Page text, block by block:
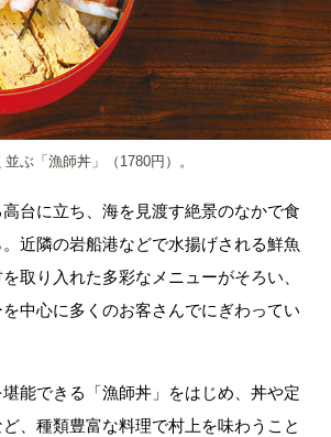
ぶ「漁師丼」（1780円）。
台に立ち、海を見渡す絶景のなかで食
近隣の岩船港などで水揚げされる鮮魚
取り入れた多彩なメニューがそろい、
中心に多くのお客さんでにぎわってい
能できる「漁師丼」をはじめ、丼や定
、種類豊富な料理で村上を味わうこと